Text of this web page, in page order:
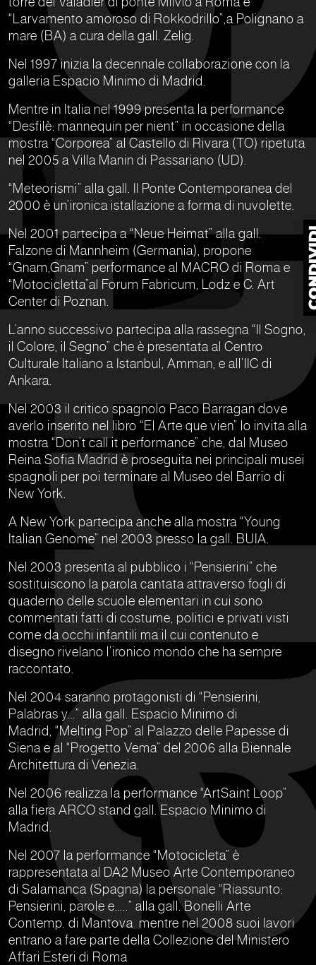
“Larvamento amoroso di Rokkodrillo”,a Polignano a
mare (BA) a cura della gall. Zelig.
Nel 1997 inizia la decennale collaborazione con la
galleria Espacio Minimo di Madrid.
Mentre in Italia nel 1999 presenta la performance
“Desfilè: mannequin per nient” in occasione della
mostra “Corporea” al Castello di Rivara (TO) ripetuta
nel 2005 a Villa Manin di Passariano (UD).
“Meteorismi” alla gall. Il Ponte Contemporanea del
2000 è un’ironica istallazione a forma di nuvolette.
Nel 2001 partecipa a “Neue Heimat” alla gall.
Falzone di Mannheim (Germania), propone
“Gnam,Gnam” performance al MACRO di Roma e
“Motocicletta”al Forum Fabricum, Lodz e C. Art
Center di Poznan.
L’anno successivo partecipa alla rassegna “Il Sogno,
il Colore, il Segno” che è presentata al Centro
Culturale Italiano a Istanbul, Amman, e all’IIC di
Ankara.
Nel 2003 il critico spagnolo Paco Barragan dove
averlo inserito nel libro “El Arte que vien” lo invita alla
mostra “Don’t call it performance” che, dal Museo
Reina Sofia Madrid è proseguita nei principali musei
spagnoli per poi terminare al Museo del Barrio di
New York.
A New York partecipa anche alla mostra “Young
Italian Genome” nel 2003 presso la gall. BUIA.
Nel 2003 presenta al pubblico i “Pensierini” che
sostituiscono la parola cantata attraverso fogli di
quaderno delle scuole elementari in cui sono
commentati fatti di costume, politici e privati visti
come da occhi infantili ma il cui contenuto e
disegno rivelano l’ironico mondo che ha sempre
raccontato.
Nel 2004 saranno protagonisti di “Pensierini,
Palabras y…” alla gall. Espacio Minimo di
Madrid, “Melting Pop” al Palazzo delle Papesse di
Siena e al “Progetto Vema” del 2006 alla Biennale
Architettura di Venezia.
Nel 2006 realizza la performance “ArtSaint Loop”
alla fiera ARCO stand gall. Espacio Minimo di
Madrid.
Nel 2007 la performance “Motocicleta” è
rappresentata al DA2 Museo Arte Contemporaneo
di Salamanca (Spagna) la personale “Riassunto:
Pensierini, parole e…..” alla gall. Bonelli Arte
Contemp. di Mantova mentre nel 2008 suoi lavori
entrano a fare parte della Collezione del Ministero
Affari Esteri di Roma